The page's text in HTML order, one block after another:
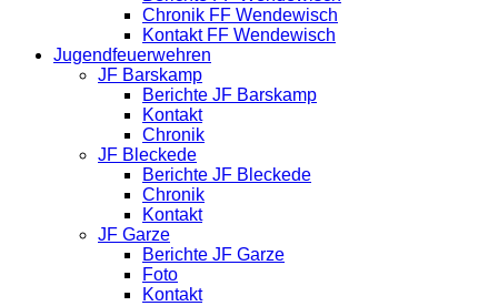
Chronik FF Wendewisch
Kontakt FF Wendewisch
Jugendfeuerwehren
JF Barskamp
Berichte JF Barskamp
Kontakt
Chronik
JF Bleckede
Berichte JF Bleckede
Chronik
Kontakt
JF Garze
Berichte JF Garze
Foto
Kontakt